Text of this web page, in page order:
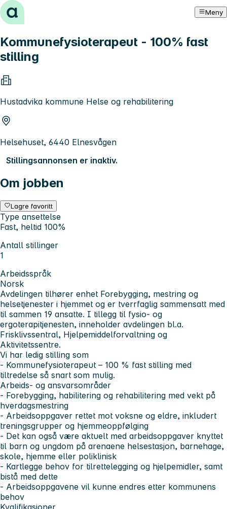
Hopp til innhold Meny
Kommunefysioterapeut - 100% fast
stilling
Hustadvika kommune Helse og rehabilitering
Helsehuset, 6440 Elnesvågen
Stillingsannonsen er inaktiv.
Om jobben
Lagre favoritt
Type ansettelse
Fast, heltid 100%
Antall stillinger
1
Arbeidsspråk
Norsk
Avdelingen tilhører enhet Forebygging, mestring og
helsetjenester i hjemmet og er tverrfaglig sammensatt med
til sammen 19 ansatte. I tillegg til fysio- og
ergoterapitjenesten, inneholder avdelingen bl.a.
Frisklivssentral, Hjelpemiddelforvaltning og
Aktivitetssentre.
Vi har ledig stilling som
- Kommunefysioterapeut – 100 % fast stilling med
tiltredelse så snart som mulig.
Arbeids- og ansvarsområder
- Forebygging, habilitering og rehabilitering med vekt på
hverdagsmestring
- Arbeidsoppgaver rettet mot voksne og eldre, inkludert
treningsgrupper og hjemmeoppfølging
- Det kan også være aktuelt med arbeidsoppgaver knyttet
til barn og ungdom på arenaene helsestasjon, barnehage,
skole, hjemme eller poliklinisk
- Kartlegge behov for tilrettelegging og hjelpemidler, samt
bistå med dette
- Arbeidsoppgavene vil kunne endres etter kommunens
behov
Kvalifikasjoner